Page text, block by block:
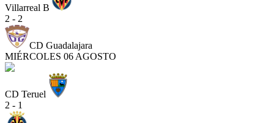
Villarreal B
2 - 2
CD Guadalajara
MIÉRCOLES 06 AGOSTO
CD Teruel
2 - 1